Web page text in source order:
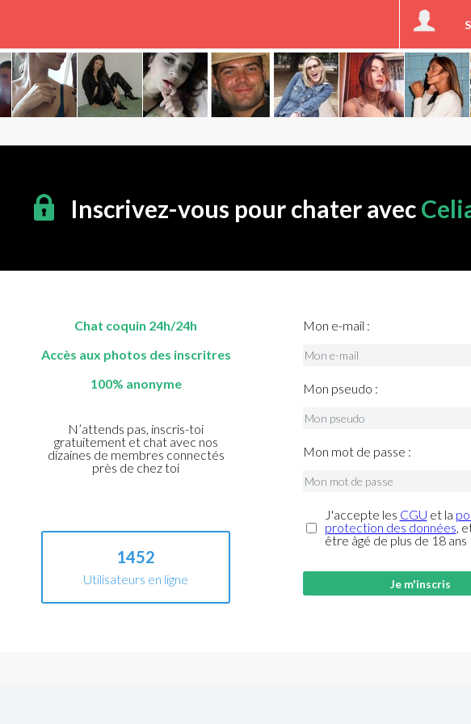
Inscrivez-vous pour chater avec
Chat coquin 24h/24h
Accès aux photos des inscritres
100% anonyme
N’attends pas, inscris-toi
gratuitement et chat avec nos
dizaines de membres connectés
près de chez toi
1452
Utilisateurs en ligne
Mon e-mail :
Mon pseudo :
Mon mot de passe :
J'accepte les CGU et la
protection des données,
être âgé de plus de 18 ans